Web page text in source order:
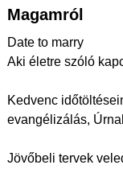
Magamról
Date to marry
Aki életre szóló
Kedvenc
evangélizálás,
Jövőbeli tervek